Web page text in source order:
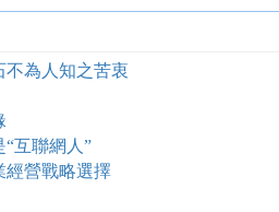
不為人知之苦衷
互聯網人”
經營戰略選擇